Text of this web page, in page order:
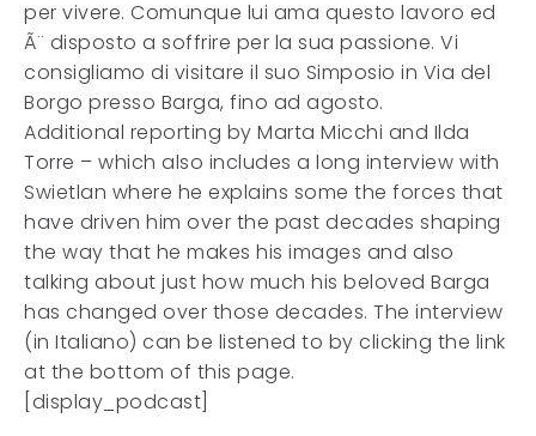
per vivere. Comunque lui ama questo lavoro ed
Ã¨ disposto a soffrire per la sua passione. Vi
consigliamo di visitare il suo Simposio in Via del
Borgo presso Barga, fino ad agosto.
Additional reporting by Marta Micchi and Ilda
Torre – which also includes a long interview with
Swietlan where he explains some the forces that
have driven him over the past decades shaping
the way that he makes his images and also
talking about just how much his beloved Barga
has changed over those decades. The interview
(in Italiano) can be listened to by clicking the link
at the bottom of this page.
[display_podcast]